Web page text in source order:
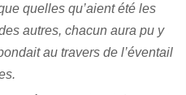
quelles qu’aient été les
autres, chacun aura pu y
au travers de l’éventail